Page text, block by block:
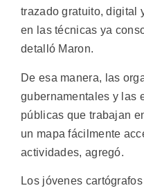
trazado gratuito, digital
en las técnicas ya
detalló Maron.
De esa manera, las
gubernamentales y las
públicas que trabajan
un mapa fácilmente
actividades, agregó.
Los jóvenes